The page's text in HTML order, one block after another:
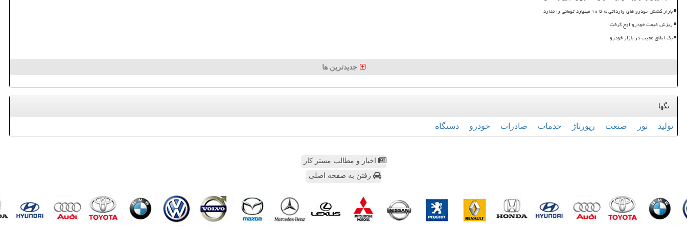
بازار کشش خودرو های وارداتی ۵ تا ۱۰ میلیارد تومانی را ندارد
ریزش قیمت خودرو اوج گرفت
بک اتفاق عجیب در بازار خودرو
جدیدترین ها
تگها
تولید تور صنعت رپورتاژ خدمات صادرات خودرو دستگاه
اخبار و مطالب مستر کار
رفتن به صفحه اصلی